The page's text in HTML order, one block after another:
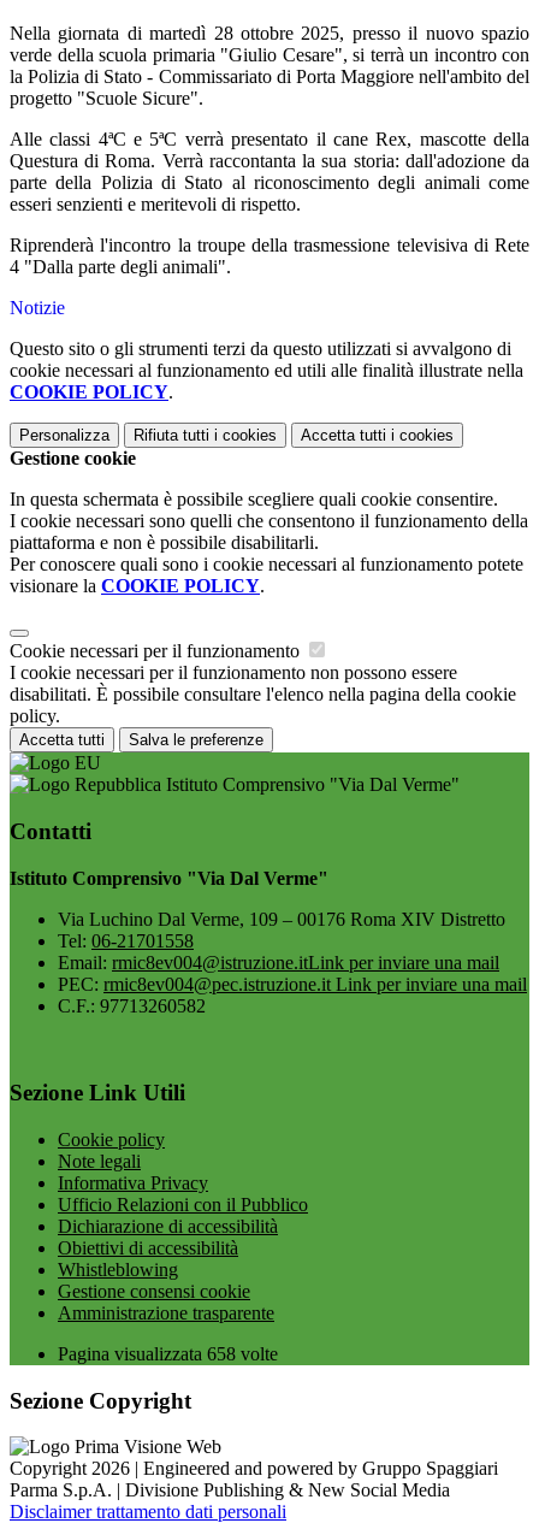
Nella giornata di martedì 28 ottobre 2025, presso il nuovo spazio
verde della scuola primaria "Giulio Cesare", si terrà un incontro con
la Polizia di Stato - Commissariato di Porta Maggiore nell'ambito del
progetto "Scuole Sicure".
Alle classi 4ªC e 5ªC verrà presentato il cane Rex, mascotte della
Questura di Roma. Verrà raccontanta la sua storia: dall'adozione da
parte della Polizia di Stato al riconoscimento degli animali come
esseri senzienti e meritevoli di rispetto.
Riprenderà l'incontro la troupe della trasmessione televisiva di Rete
4 "Dalla parte degli animali".
Notizie
Questo sito o gli strumenti terzi da questo utilizzati si avvalgono di
cookie necessari al funzionamento ed utili alle finalità illustrate nella
COOKIE POLICY.
Personalizza Rifiuta tutti i cookies Accetta tutti i cookies
Gestione cookie
In questa schermata è possibile scegliere quali cookie consentire.
I cookie necessari sono quelli che consentono il funzionamento della
piattaforma e non è possibile disabilitarli.
Per conoscere quali sono i cookie necessari al funzionamento potete
visionare la COOKIE POLICY.
Cookie necessari per il funzionamento
I cookie necessari per il funzionamento non possono essere
disabilitati. È possibile consultare l'elenco nella pagina della cookie
policy.
Accetta tutti Salva le preferenze
Istituto Comprensivo "Via Dal Verme"
Contatti
Istituto Comprensivo "Via Dal Verme"
Via Luchino Dal Verme, 109 – 00176 Roma XIV Distretto
Tel: 06-21701558
Email: rmic8ev004@istruzione.itLink per inviare una mail
PEC: rmic8ev004@pec.istruzione.it Link per inviare una mail
C.F.: 97713260582
Sezione Link Utili
Cookie policy
Note legali
Informativa Privacy
Ufficio Relazioni con il Pubblico
Dichiarazione di accessibilità
Obiettivi di accessibilità
Whistleblowing
Gestione consensi cookie
Amministrazione trasparente
Pagina visualizzata 658 volte
Sezione Copyright
Copyright 2026 | Engineered and powered by Gruppo Spaggiari
Parma S.p.A. | Divisione Publishing & New Social Media
Disclaimer trattamento dati personali